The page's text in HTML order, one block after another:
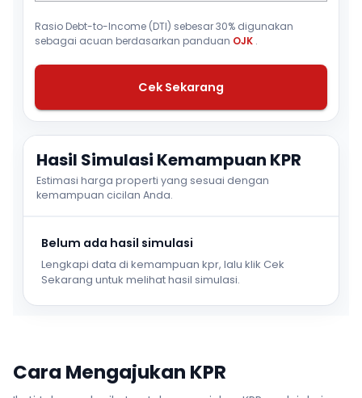
Rasio Debt-to-Income (DTI) sebesar 30% digunakan
sebagai acuan berdasarkan panduan OJK .
Cek Sekarang
Hasil Simulasi Kemampuan KPR
Estimasi harga properti yang sesuai dengan
kemampuan cicilan Anda.
Belum ada hasil simulasi
Lengkapi data di kemampuan kpr, lalu klik Cek
Sekarang untuk melihat hasil simulasi.
Cara Mengajukan KPR